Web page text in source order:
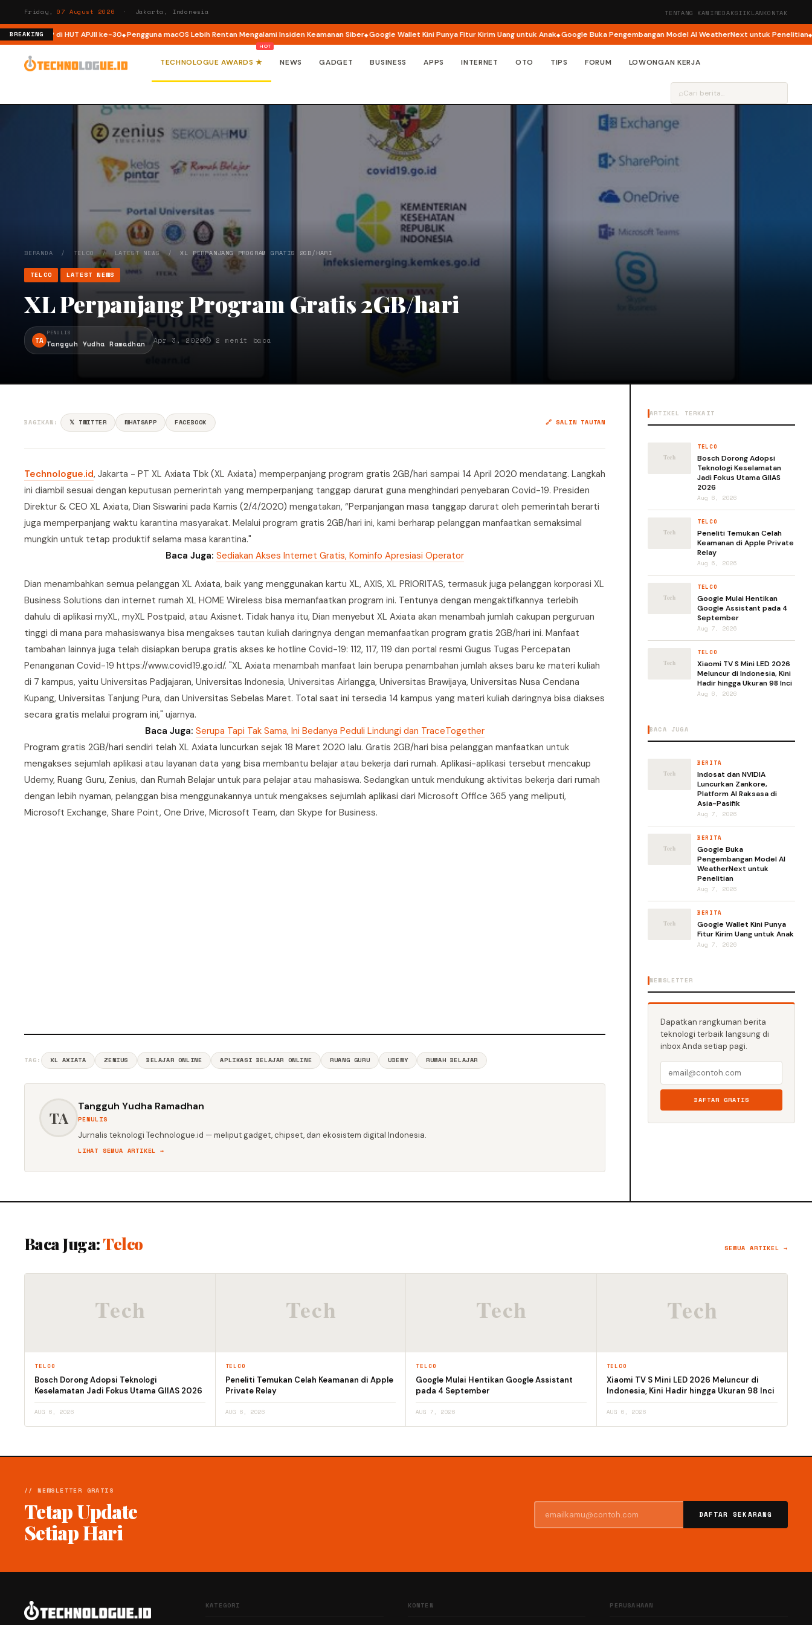
Friday,07 August 2026 · Jakarta, Indonesia TENTANG KAMIREDAKSIIKLANKONTAK
BREAKING
ISP di HUT APJII ke-30 Pengguna macOS Lebih Rentan Mengalami Insiden Keamanan Siber Google Wallet Kini Punya Fitur Kirim Uang untuk Anak Google Buka Pengembangan Model AI WeatherNext untuk Penelitian
TECHNOLOGUE AWARDS ★ NEWS GADGET BUSINESS APPS INTERNET OTO TIPS FORUM LOWONGAN KERJA
⌕
BERANDA / TELCO/LATEST NEWS/XL PERPANJANG PROGRAM GRATIS 2GB/HARI
TELCO LATEST NEWS
XL Perpanjang Program Gratis 2GB/hari
TA
PENULIS
Tangguh Yudha Ramadhan Apr 3, 2020⏱ 2 menit baca
BAGIKAN: 𝕏 TWITTER WHATSAPP FACEBOOK 🔗 SALIN TAUTAN
Technologue.id, Jakarta - PT XL Axiata Tbk (XL Axiata) memperpanjang program gratis 2GB/hari sampai 14 April 2020 mendatang. Langkah
ini diambil sesuai dengan keputusan pemerintah yang memperpanjang tanggap darurat guna menghindari penyebaran Covid-19. Presiden
Direktur & CEO XL Axiata, Dian Siswarini pada Kamis (2/4/2020) mengatakan, “Perpanjangan masa tanggap darurat oleh pemerintah berarti
juga memperpanjang waktu karantina masyarakat. Melalui program gratis 2GB/hari ini, kami berharap pelanggan manfaatkan semaksimal
mungkin untuk tetap produktif selama masa karantina."
Baca Juga: Sediakan Akses Internet Gratis, Kominfo Apresiasi Operator
Dian menambahkan semua pelanggan XL Axiata, baik yang menggunakan kartu XL, AXIS, XL PRIORITAS, termasuk juga pelanggan korporasi XL
Business Solutions dan internet rumah XL HOME Wireless bisa memanfaatkan program ini. Tentunya dengan mengaktifkannya terlebih
dahulu di aplikasi myXL, myXL Postpaid, atau Axisnet. Tidak hanya itu, Dian menyebut XL Axiata akan menambah jumlah cakupan perguruan
tinggi di mana para mahasiswanya bisa mengakses tautan kuliah daringnya dengan memanfaatkan program gratis 2GB/hari ini. Manfaat
tambahan lainnya juga telah disiapkan berupa gratis akses ke hotline Covid-19: 112, 117, 119 dan portal resmi Gugus Tugas Percepatan
Penanganan Covid-19 https://www.covid19.go.id/. "XL Axiata menambah manfaat lain berupa penambahan jumlah akses baru ke materi kuliah
di 7 kampus, yaitu Universitas Padjajaran, Universitas Indonesia, Universitas Airlangga, Universitas Brawijaya, Universitas Nusa Cendana
Kupang, Universitas Tanjung Pura, dan Universitas Sebelas Maret. Total saat ini tersedia 14 kampus yang materi kuliah daringnya bisa diakses
secara gratis melalui program ini," ujarnya.
Baca Juga: Serupa Tapi Tak Sama, Ini Bedanya Peduli Lindungi dan TraceTogether
Program gratis 2GB/hari sendiri telah XL Axiata luncurkan sejak 18 Maret 2020 lalu. Gratis 2GB/hari bisa pelanggan manfaatkan untuk
mengakses sejumlah aplikasi atau layanan data yang bisa membantu belajar atau bekerja dari rumah. Aplikasi-aplikasi tersebut mencakup
Udemy, Ruang Guru, Zenius, dan Rumah Belajar untuk para pelajar atau mahasiswa. Sedangkan untuk mendukung aktivitas bekerja dari rumah
dengan lebih nyaman, pelanggan bisa menggunakannya untuk mengakses sejumlah aplikasi dari Microsoft Office 365 yang meliputi,
Microsoft Exchange, Share Point, One Drive, Microsoft Team, dan Skype for Business.
TAG: XL AXIATA ZENIUS BELAJAR ONLINE APLIKASI BELAJAR ONLINE RUANG GURU UDEMY RUMAH BELAJAR
TA
Tangguh Yudha Ramadhan
PENULIS
Jurnalis teknologi Technologue.id — meliput gadget, chipset, dan ekosistem digital Indonesia.
LIHAT SEMUA ARTIKEL →
ARTIKEL TERKAIT
TELCO
Bosch Dorong Adopsi
Teknologi Keselamatan
Jadi Fokus Utama GIIAS
2026
Aug 6, 2026
TELCO
Peneliti Temukan Celah
Keamanan di Apple Private
Relay
Aug 6, 2026
TELCO
Google Mulai Hentikan
Google Assistant pada 4
September
Aug 7, 2026
TELCO
Xiaomi TV S Mini LED 2026
Meluncur di Indonesia, Kini
Hadir hingga Ukuran 98 Inci
Aug 6, 2026
BACA JUGA
BERITA
Indosat dan NVIDIA
Luncurkan Zankore,
Platform AI Raksasa di
Asia-Pasifik
Aug 7, 2026
BERITA
Google Buka
Pengembangan Model AI
WeatherNext untuk
Penelitian
Aug 7, 2026
BERITA
Google Wallet Kini Punya
Fitur Kirim Uang untuk Anak
Aug 7, 2026
NEWSLETTER
Dapatkan rangkuman berita
teknologi terbaik langsung di
inbox Anda setiap pagi.
DAFTAR GRATIS
Baca Juga:Telco SEMUA ARTIKEL →
TELCO
Bosch Dorong Adopsi Teknologi
Keselamatan Jadi Fokus Utama GIIAS 2026
AUG 6, 2026
TELCO
Peneliti Temukan Celah Keamanan di Apple
Private Relay
AUG 6, 2026
TELCO
Google Mulai Hentikan Google Assistant
pada 4 September
AUG 7, 2026
TELCO
Xiaomi TV S Mini LED 2026 Meluncur di
Indonesia, Kini Hadir hingga Ukuran 98 Inci
AUG 6, 2026
// NEWSLETTER GRATIS
Tetap Update
Setiap Hari
DAFTAR SEKARANG
KATEGORI KONTEN PERUSAHAAN